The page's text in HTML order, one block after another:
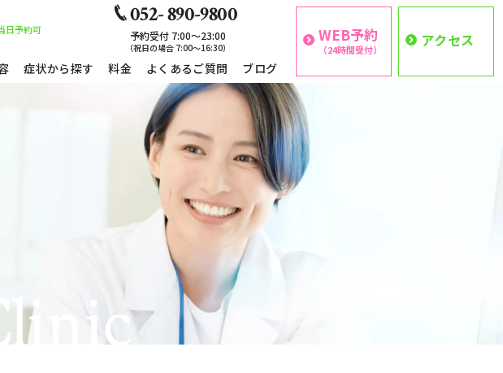
日予約可
052- 890-9800
予約受付 7:00〜23:00
（祝日の場合 7:00〜16:30）
症状から探す 料金 よくあるご質問 ブログ
WEB予約
（24時間受付） アクセス